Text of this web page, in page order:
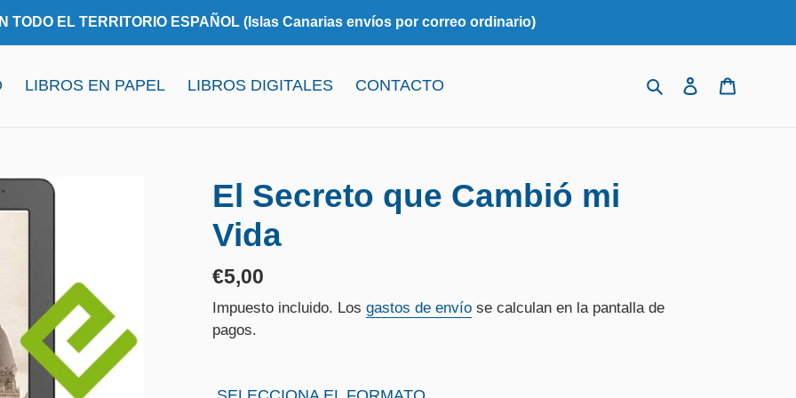
TODO EL TERRITORIO ESPAÑOL (Islas Canarias envíos por correo ordinario)
LIBROS EN PAPEL LIBROS DIGITALES CONTACTO BuscarIngresar
El Secreto que Cambió mi
Vida
Precio
habitual
€5,00
Impuesto incluido. Los gastos de envío se calculan en la pantalla de
pagos.